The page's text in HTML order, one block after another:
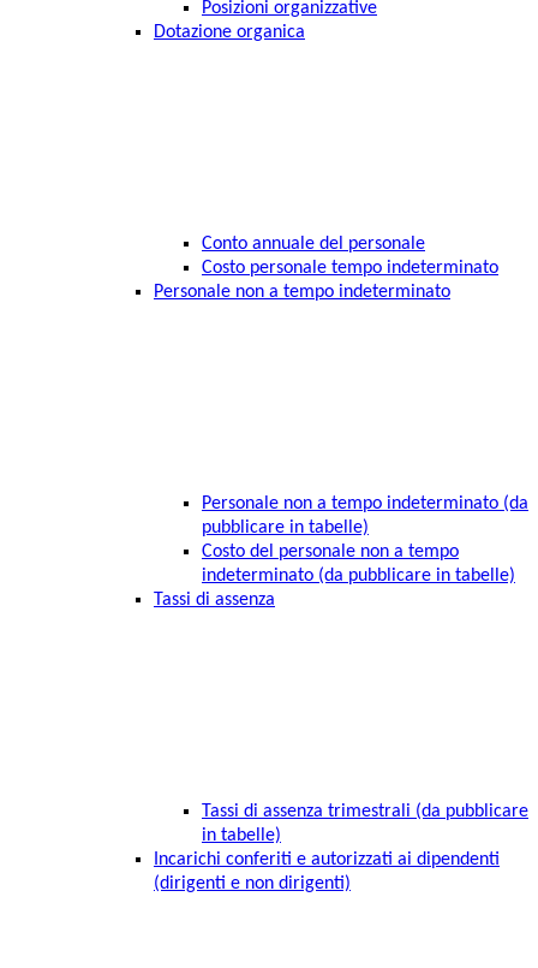
Posizioni organizzative
Dotazione organica
Conto annuale del personale
Costo personale tempo indeterminato
Personale non a tempo indeterminato
Personale non a tempo indeterminato (da
pubblicare in tabelle)
Costo del personale non a tempo
indeterminato (da pubblicare in tabelle)
Tassi di assenza
Tassi di assenza trimestrali (da pubblicare
in tabelle)
Incarichi conferiti e autorizzati ai dipendenti
(dirigenti e non dirigenti)